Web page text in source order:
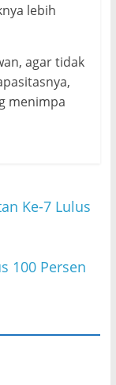
lebih
agar tidak
menimpa
Ke-7 Lulus
100 Persen